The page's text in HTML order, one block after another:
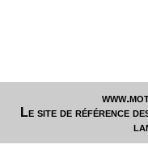
Le site de référence